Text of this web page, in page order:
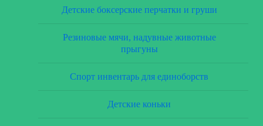
Детские боксерские перчатки и груши
Резиновые мячи, надувные животные
прыгуны
Спорт инвентарь для единоборств
Детские коньки